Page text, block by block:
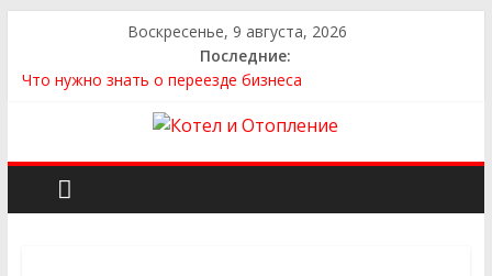
Воскресенье, 9 августа, 2026
Последние:
Что нужно знать о переезде бизнеса
Как выбрать сантехнику и отопление для дома в
Как найти идеальный каркасный дом для жизни за городом
и не ошибиться в выборе